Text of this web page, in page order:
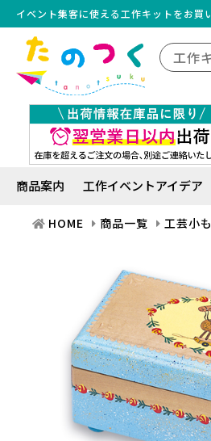
イベント集客に使える工作キットをお買
商品案内 工作イベントアイデア
HOME 商品一覧 工芸小